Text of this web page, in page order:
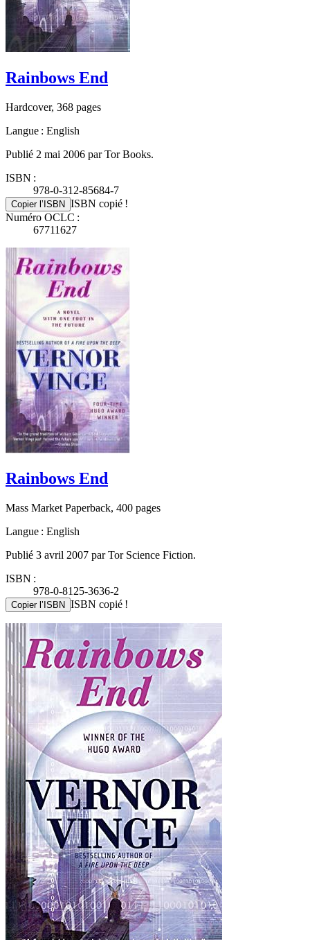
Rainbows End
Hardcover, 368 pages
Langue : English
Publié 2 mai 2006 par Tor Books.
ISBN :
978-0-312-85684-7
Copier l’ISBN ISBN copié !
Numéro OCLC :
67711627
Rainbows End
Mass Market Paperback, 400 pages
Langue : English
Publié 3 avril 2007 par Tor Science Fiction.
ISBN :
978-0-8125-3636-2
Copier l’ISBN ISBN copié !